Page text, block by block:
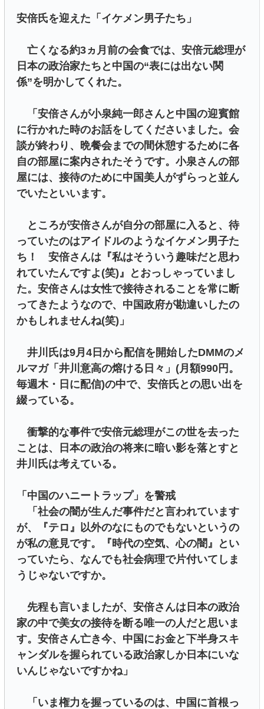
安倍氏を迎えた「イケメン男子たち」
亡くなる約3ヵ月前の会食では、安倍元総理が
日本の政治家たちと中国の“表には出ない関
係”を明かしてくれた。
「安倍さんが小泉純一郎さんと中国の迎賓館
に行かれた時のお話をしてくださいました。会
談が終わり、晩餐会までの間休憩するために各
自の部屋に案内されたそうです。小泉さんの部
屋には、接待のために中国美人がずらっと並ん
でいたといいます。
ところが安倍さんが自分の部屋に入ると、待
っていたのはアイドルのようなイケメン男子た
ち！ 安倍さんは『私はそういう趣味だと思わ
れていたんですよ(笑)』とおっしゃっていまし
た。安倍さんは女性で接待されることを常に断
ってきたようなので、中国政府が勘違いしたの
かもしれませんね(笑)」
井川氏は9月4日から配信を開始したDMMのメ
ルマガ「井川意高の熔ける日々」(月額990円。
毎週木・日に配信)の中で、安倍氏との思い出を
綴っている。
衝撃的な事件で安倍元総理がこの世を去った
ことは、日本の政治の将来に暗い影を落とすと
井川氏は考えている。
「中国のハニートラップ」を警戒
「社会の闇が生んだ事件だと言われています
が、『テロ』以外のなにものでもないというの
が私の意見です。『時代の空気、心の闇』とい
っていたら、なんでも社会病理で片付いてしま
うじゃないですか。
先程も言いましたが、安倍さんは日本の政治
家の中で美女の接待を断る唯一の人だと思いま
す。安倍さん亡き今、中国にお金と下半身スキ
ャンダルを握られている政治家しか日本にいな
いんじゃないですかね」
「いま権力を握っているのは、中国に首根っ